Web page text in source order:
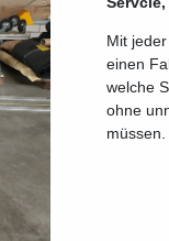
Mit
einen
welche
ohne
müssen.